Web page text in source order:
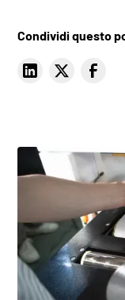
Condividi questo